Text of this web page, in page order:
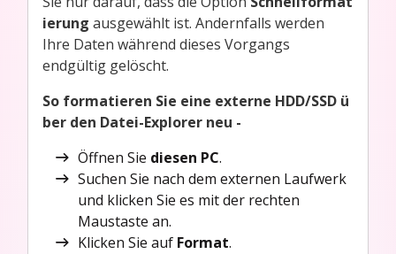
ierung ausgewählt ist. Andernfalls werden
Ihre Daten während dieses Vorgangs
endgültig gelöscht.
So formatieren Sie eine externe HDD/SSD ü
ber den Datei-Explorer neu -
Öffnen Sie diesen PC.
Suchen Sie nach dem externen Laufwerk
und klicken Sie es mit der rechten
Maustaste an.
Klicken Sie auf Format.